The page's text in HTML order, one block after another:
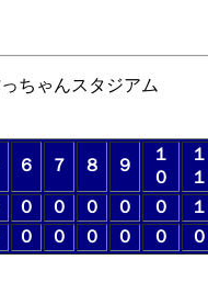
ちゃんスタジアム
６ ７ ８ ９
１
０
１
１
０ ０ ０ ０ ０
１
０ ０ ０ ０ ０
０